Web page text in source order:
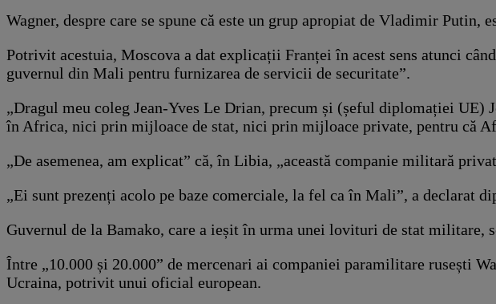
Wagner, despre care se spune că este un grup apropiat de Vladimir
Potrivit acestuia, Moscova a dat explicații Franței în acest sens atunci
guvernul din Mali pentru furnizarea de servicii de securitate”.
„Dragul meu coleg Jean-Yves Le Drian, precum și (șeful diplomației
în Africa, nici prin mijloace de stat, nici prin mijloace private, pentru că
„De asemenea, am explicat” că, în Libia, „această companie militară
„Ei sunt prezenți acolo pe baze comerciale, la fel ca în Mali”, a declarat
Guvernul de la Bamako, care a ieșit în urma unei lovituri de stat
Între „10.000 și 20.000” de mercenari ai companiei paramilitare rusești
Ucraina, potrivit unui oficial european.